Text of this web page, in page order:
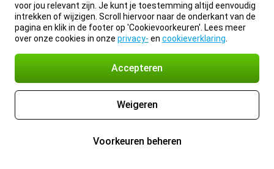
voor jou relevant zijn. Je kunt je toestemming altijd eenvoudig
intrekken of wijzigen. Scroll hiervoor naar de onderkant van de
pagina en klik in de footer op 'Cookievoorkeuren'. Lees meer
over onze cookies in onze privacy- en cookieverklaring
Accepteren
Weigeren
Voorkeuren beheren